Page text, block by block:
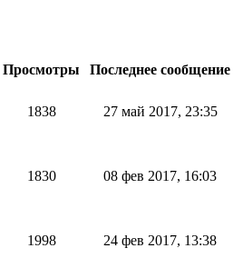
Просмотры
Последнее сообщение
1838 27 май 2017, 23:35
1830 08 фев 2017, 16:03
1998 24 фев 2017, 13:38